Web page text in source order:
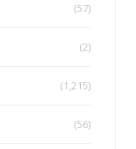
(57)
(2)
(1,215)
(56)